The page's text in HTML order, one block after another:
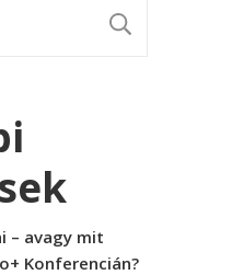
– avagy mit
Konferencián?